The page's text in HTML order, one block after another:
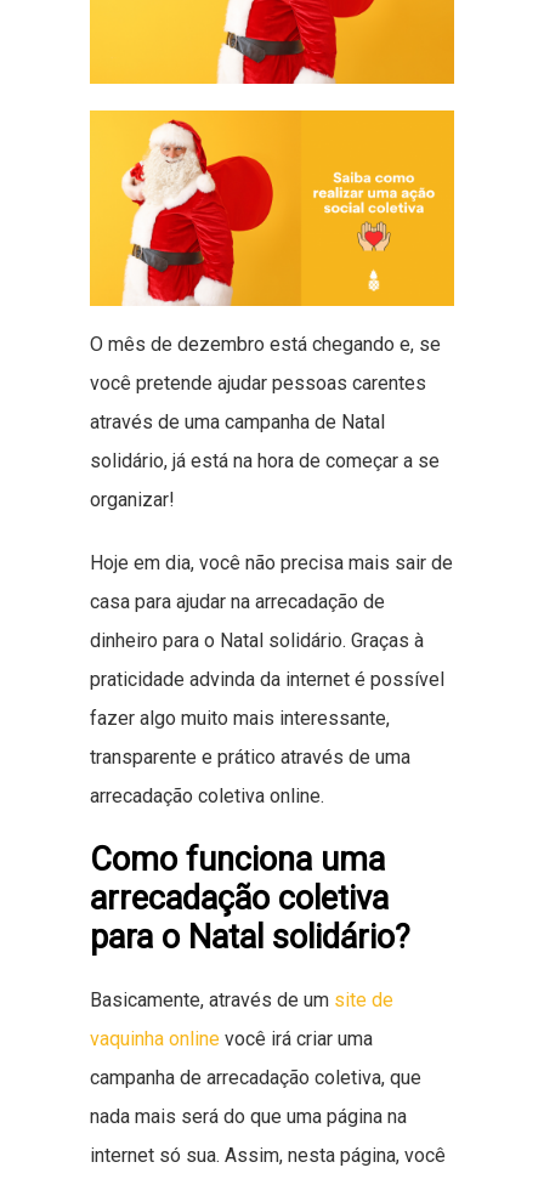
O mês de dezembro está chegando e, se
você pretende ajudar pessoas carentes
através de uma campanha de Natal
solidário, já está na hora de começar a se
organizar!
Hoje em dia, você não precisa mais sair de
casa para ajudar na arrecadação de
dinheiro para o Natal solidário. Graças à
praticidade advinda da internet é possível
fazer algo muito mais interessante,
transparente e prático através de uma
arrecadação coletiva online.
Como funciona uma
arrecadação coletiva
para o Natal solidário?
Basicamente, através de um site de
vaquinha online você irá criar uma
campanha de arrecadação coletiva, que
nada mais será do que uma página na
internet só sua. Assim, nesta página, você